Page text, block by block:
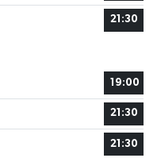
21:30
19:00
21:30
21:30